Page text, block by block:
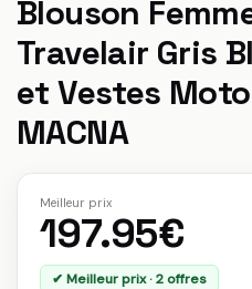
Blouson
Travelair Gris
et Vestes
MACNA
Meilleur prix
197.95€
✔ Meilleur prix · 2 offres